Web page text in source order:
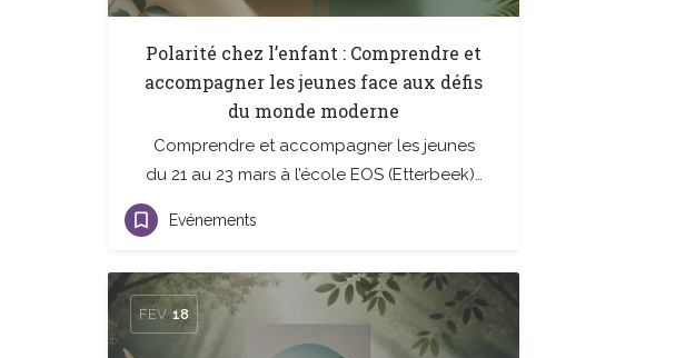
Polarité chez l’enfant : Comprendre et
accompagner les jeunes face aux défis
du monde moderne
Comprendre et accompagner les jeunes
du 21 au 23 mars à l’école EOS (Etterbeek)…
Evénements
FÉV 18